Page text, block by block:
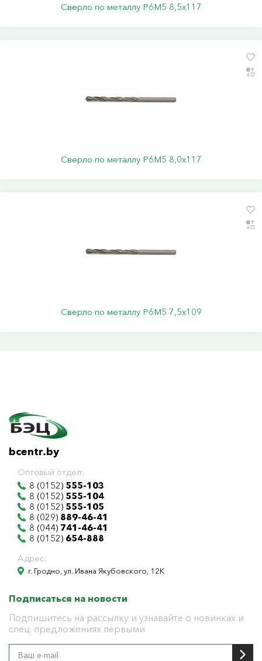
Сверло по металлу Р6М5 8,5х117
Сверло по металлу Р6М5 8,0х117
Сверло по металлу Р6М5 7,5х109
bcentr.by
Оптовый отдел:
8 (0152) 555-103
8 (0152) 555-104
8 (0152) 555-105
8 (029) 889-46-41
8 (044) 741-46-41
8 (0152) 654-888
Адрес:
г. Гродно, ул. Ивана Якубовского, 12К
Подписаться на новости
Подпишитесь на рассылку и узнавайте о новинках и
спец. предложениях первыми